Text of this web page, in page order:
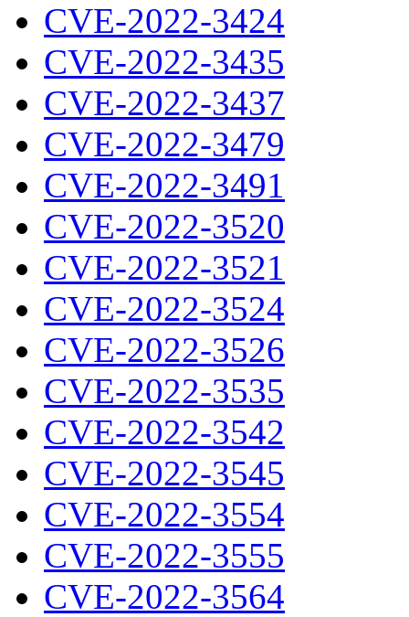
CVE-2022-3424
CVE-2022-3435
CVE-2022-3437
CVE-2022-3479
CVE-2022-3491
CVE-2022-3520
CVE-2022-3521
CVE-2022-3524
CVE-2022-3526
CVE-2022-3535
CVE-2022-3542
CVE-2022-3545
CVE-2022-3554
CVE-2022-3555
CVE-2022-3564